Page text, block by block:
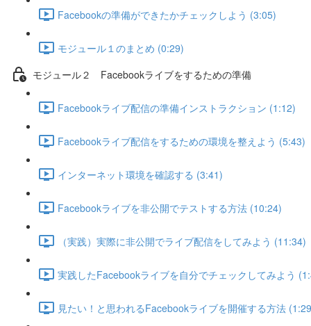
Facebookの準備ができたかチェックしよう (3:05)
モジュール１のまとめ (0:29)
モジュール２ Facebookライブをするための準備
Facebookライブ配信の準備インストラクション (1:12)
Facebookライブ配信をするための環境を整えよう (5:43)
インターネット環境を確認する (3:41)
Facebookライブを非公開でテストする方法 (10:24)
（実践）実際に非公開でライブ配信をしてみよう (11:34)
実践したFacebookライブを自分でチェックしてみよう
見たい！と思われるFacebookライブを開催する方法